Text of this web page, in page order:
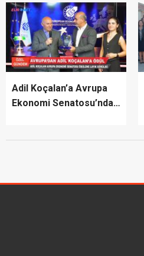
Adil Koçalan’a Avrupa
Ekonomi Senatosu’ndan